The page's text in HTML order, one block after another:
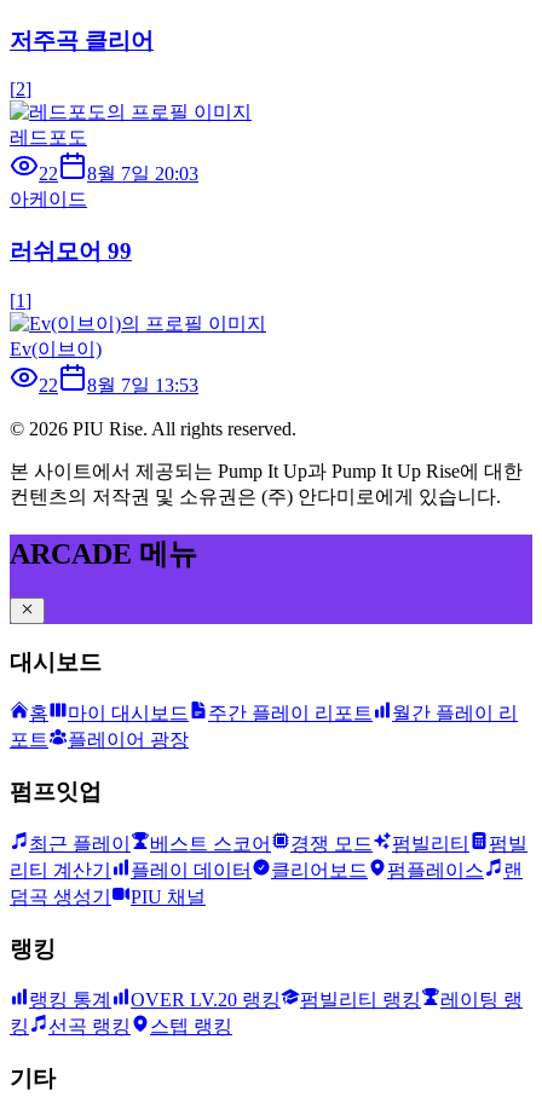
저주곡 클리어
[2]
레드포도
22
8월 7일 20:03
아케이드
러쉬모어 99
[1]
Ev(이브이)
22
8월 7일 13:53
© 2026 PIU Rise. All rights reserved.
본 사이트에서 제공되는 Pump It Up과 Pump It Up Rise에 대한
컨텐츠의 저작권 및 소유권은 (주) 안다미로에게 있습니다.
ARCADE 메뉴
대시보드
홈 마이 대시보드 주간 플레이 리포트
월간 플레이 리
포트
플레이어 광장
펌프잇업
최근 플레이 베스트 스코어 경쟁 모드 펌빌리티
펌빌
리티 계산기
플레이 데이터 클리어보드 펌플레이스
랜
덤곡 생성기
PIU 채널
랭킹
랭킹 통계 OVER LV.20 랭킹 펌빌리티 랭킹
레이팅 랭
킹
선곡 랭킹 스텝 랭킹
기타